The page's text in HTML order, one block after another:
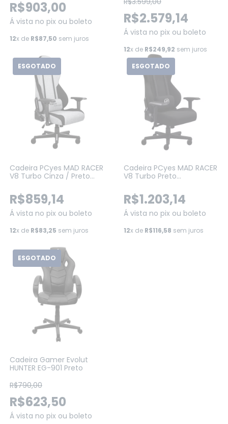
R$903,00
Á vista no pix ou boleto
12x de R$87,50 sem juros
R$2.579,14
Á vista no pix ou boleto
12x de R$249,92 sem juros
ESGOTADO
Cadeira PCyes MAD RACER
V8 Turbo Cinza / Preto
R$859,14
Á vista no pix ou boleto
12x de R$83,25 sem juros
ESGOTADO
Cadeira PCyes MAD RACER
V8 Turbo Preto
R$1.203,14
Á vista no pix ou boleto
12x de R$116,58 sem juros
ESGOTADO
Cadeira Gamer Evolut
HUNTER EG-901 Preto
R$790,00
R$623,50
Á vista no pix ou boleto